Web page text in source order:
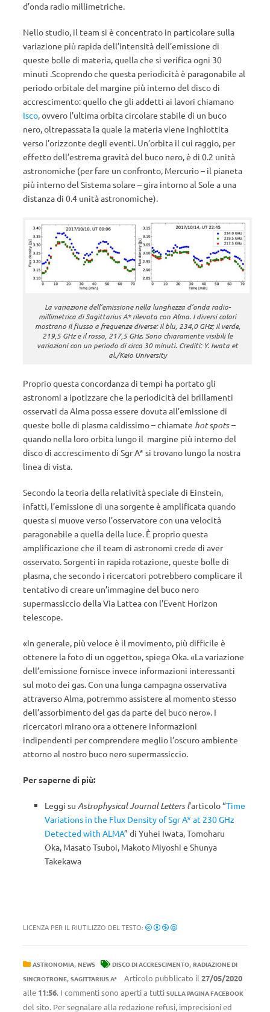
d’onda radio millimetriche.
Nello studio, il team si è concentrato in particolare sulla
variazione più rapida dell’intensità dell’emissione di
queste bolle di materia, quella che si verifica ogni 30
minuti .Scoprendo che questa periodicità è paragonabile al
periodo orbitale del margine più interno del disco di
accrescimento: quello che gli addetti ai lavori chiamano
Isco, ovvero l’ultima orbita circolare stabile di un buco
nero, oltrepassata la quale la materia viene inghiottita
verso l’orizzonte degli eventi. Un’orbita il cui raggio, per
effetto dell’estrema gravità del buco nero, è di 0.2 unità
astronomiche (per fare un confronto, Mercurio – il pianeta
più interno del Sistema solare – gira intorno al Sole a una
distanza di 0.4 unità astronomiche).
La variazione dell’emissione nella lunghezza d’onda radio-
millimetrica di Sagittarius A* rilevata con Alma. I diversi colori
mostrano il flusso a frequenze diverse: il blu, 234,0 GHz; il verde,
219,5 GHz e il rosso, 217,5 GHz. Sono chiaramente visibili le
variazioni con un periodo di circa 30 minuti. Crediti: Y. Iwata et
al./Keio University
Proprio questa concordanza di tempi ha portato gli
astronomi a ipotizzare che la periodicità dei brillamenti
osservati da Alma possa essere dovuta all’emissione di
queste bolle di plasma caldissimo – chiamate hot spots –
quando nella loro orbita lungo il margine più interno del
disco di accrescimento di Sgr A* si trovano lungo la nostra
linea di vista.
Secondo la teoria della relatività speciale di Einstein,
infatti, l’emissione di una sorgente è amplificata quando
questa si muove verso l’osservatore con una velocità
paragonabile a quella della luce. È proprio questa
amplificazione che il team di astronomi crede di aver
osservato. Sorgenti in rapida rotazione, queste bolle di
plasma, che secondo i ricercatori potrebbero complicare il
tentativo di creare un’immagine del buco nero
supermassiccio della Via Lattea con l’Event Horizon
telescope.
«In generale, più veloce è il movimento, più difficile è
ottenere la foto di un oggetto», spiega Oka. «La variazione
dell’emissione fornisce invece informazioni interessanti
sul moto dei gas. Con una lunga campagna osservativa
attraverso Alma, potremmo assistere al momento stesso
dell’assorbimento del gas da parte del buco nero». I
ricercatori mirano ora a ottenere informazioni
indipendenti per comprendere meglio l’oscuro ambiente
attorno al nostro buco nero supermassiccio.
Per saperne di più:
Leggi su Astrophysical Journal Lettersl’articolo “Time
Variations in the Flux Density of Sgr A* at 230 GHz
Detected with ALMA” di Yuhei Iwata, Tomoharu
Oka, Masato Tsuboi, Makoto Miyoshi e Shunya
Takekawa
LICENZA PER IL RIUTILIZZO DEL TESTO:
ASTRONOMIA, NEWS DISCO DI ACCRESCIMENTO, RADIAZIONE DI
SINCROTRONE, SAGITTARIUS A* Articolo pubblicato il 27/05/2020
alle 11:56. I commenti sono aperti a tutti SULLA PAGINA FACEBOOK
del sito. Per segnalare alla redazione refusi, imprecisioni ed